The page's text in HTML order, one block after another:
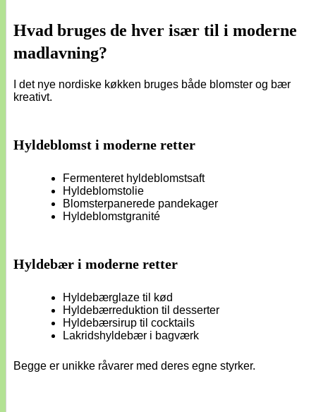
Hvad bruges de hver især til i moderne
madlavning?
I det nye nordiske køkken bruges både blomster og bær
kreativt.
Hyldeblomst i moderne retter
Fermenteret hyldeblomstsaft
Hyldeblomstolie
Blomsterpanerede pandekager
Hyldeblomstgranité
Hyldebær i moderne retter
Hyldebærglaze til kød
Hyldebærreduktion til desserter
Hyldebærsirup til cocktails
Lakridshyldebær i bagværk
Begge er unikke råvarer med deres egne styrker.